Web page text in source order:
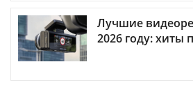
Лучшие
2026 году: хиты